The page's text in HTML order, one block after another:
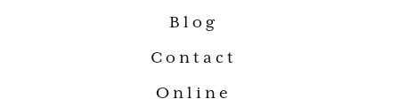
Blog
Contact
Online